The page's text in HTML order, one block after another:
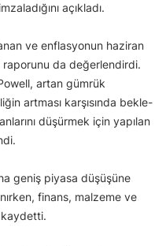
açıkladı.
ve enflasyonun haziran
raporunu da değerlendirdi.
artan gümrük
artması karşısında bekle-
düşürmek için yapılan
geniş piyasa düşüşüne
finans, malzeme ve
kaydetti.